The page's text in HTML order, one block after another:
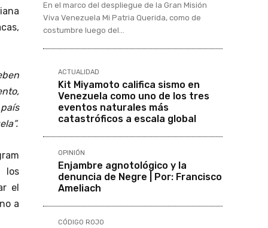
los
el
a
En el marco del despliegue de la Gran Misión
Viva Venezuela Mi Patria Querida, como de
costumbre luego del...
ACTUALIDAD
Kit Miyamoto califica sismo en
Venezuela como uno de los tres
eventos naturales más
catastróficos a escala global
OPINIÓN
Enjambre agnotológico y la
denuncia de Negre | Por: Francisco
Ameliach
CÓDIGO ROJO